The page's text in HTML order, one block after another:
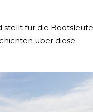
stellt für die Bootsleute
über diese